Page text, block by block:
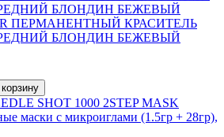
ПЕРМАНЕНТНЫЙ КРАСИТЕЛЬ
БЛОНДИН БЕЖЕВЫЙ